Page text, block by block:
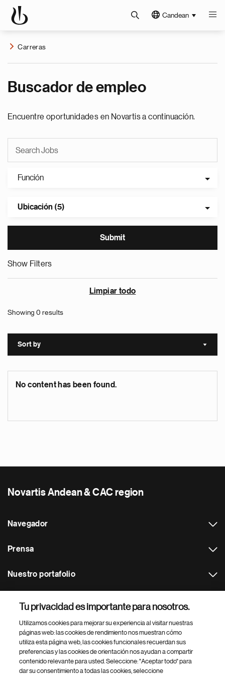
Candean
Carreras
Buscador de empleo
Encuentre oportunidades en Novartis a continuación.
Función
Ubicación (5)
Show Filters
Limpiar todo
Showing 0 results
Sort by Sort
No content has been found.
Novartis Andean & CAC region
Navegador
Prensa
Nuestro portafolio
Footer Site Search
Tu privacidad es importante para nosotros.
Utilizamos cookies para mejorar su experiencia al visitar nuestras
páginas web: las cookies de rendimiento nos muestran cómo
utiliza esta página web, las cookies funcionales recuerdan sus
preferencias y las cookies de orientación nos ayudan a compartir
contenido relevante para usted. Seleccione: "Aceptar todo" para
dar su consentimiento a todas las cookies, seleccione